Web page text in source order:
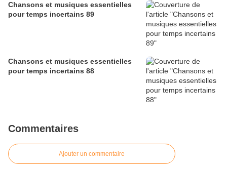
Chansons et musiques essentielles
pour temps incertains 89
Chansons et musiques essentielles
pour temps incertains 88
Commentaires
Ajouter un commentaire